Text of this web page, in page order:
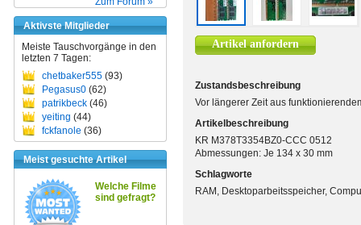
Aktivste Mitglieder
Meiste Tauschvorgänge in den
letzten 7 Tagen:
chetbaker555 (93)
Pegasus0 (62)
patrikbeck (46)
yeiting (44)
fckfanole (36)
Meist gesuchte Artikel
Welche Filme
sind gefragt?
Artikel anfordern
Zustandsbeschreibung
Vor längerer Zeit aus
Artikelbeschreibung
KR M378T3354BZ0-CCC 0512
Abmessungen: Je 134 x 30 mm
Schlagworte
RAM, Desktoparbeitsspeicher,